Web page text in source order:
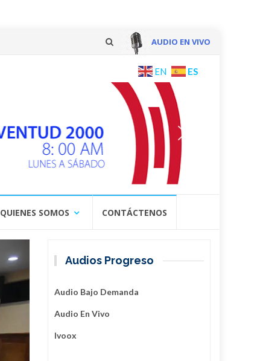
AUDIO EN VIVO
content
EN ES
QUIENES SOMOS CONTÁCTENOS
Audios Progreso
Audio Bajo Demanda
Audio En Vivo
Ivoox